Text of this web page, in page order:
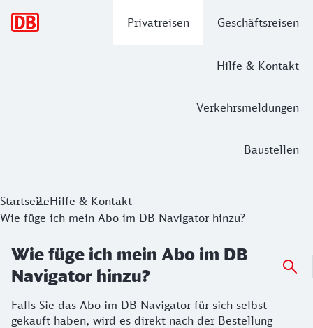
Privatreisen Geschäftsreisen
Hilfe & Kontakt
Verkehrsmeldungen
Baustellen
StartseiteHilfe & Kontakt
Wie füge ich mein Abo im DB Navigator hinzu?
Wie füge ich mein Abo im DB
Navigator hinzu?
Falls Sie das Abo im DB Navigator für sich selbst
gekauft haben, wird es direkt nach der Bestellung